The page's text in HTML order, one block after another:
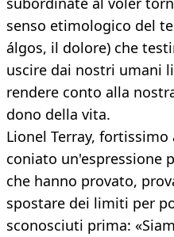
senso etimologico del
álgos, il dolore) che
uscire dai nostri umani
rendere conto alla
dono della vita.
Lionel Terray,
coniato un'espressione
che hanno provato,
spostare dei limiti per
sconosciuti prima: